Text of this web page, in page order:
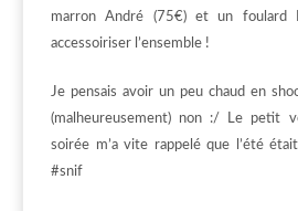
marron André (75€) et un foulard
accessoiriser l’ensemble !
Je pensais avoir un peu chaud en
(malheureusement) non :/ Le petit
soirée m’a vite rappelé que l’été
#snif